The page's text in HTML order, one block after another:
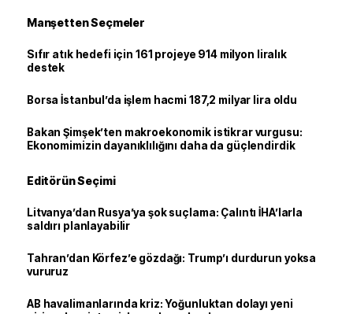
Manşetten Seçmeler
Sıfır atık hedefi için 161 projeye 914 milyon liralık
destek
Borsa İstanbul’da işlem hacmi 187,2 milyar lira oldu
Bakan Şimşek’ten makroekonomik istikrar vurgusu:
Ekonomimizin dayanıklılığını daha da güçlendirdik
Editörün Seçimi
Litvanya’dan Rusya’ya şok suçlama: Çalıntı İHA’larla
saldırı planlayabilir
Tahran’dan Körfez’e gözdağı: Trump’ı durdurun yoksa
vururuz
AB havalimanlarında kriz: Yoğunluktan dolayı yeni